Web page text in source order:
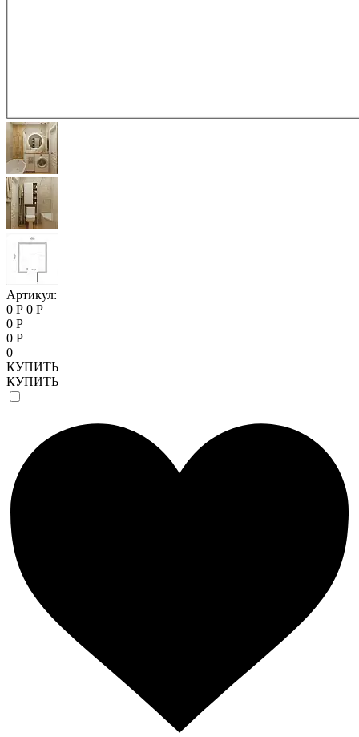
Артикул:
0 Р 0 Р
0 Р
0 Р
0
КУПИТЬ
КУПИТЬ